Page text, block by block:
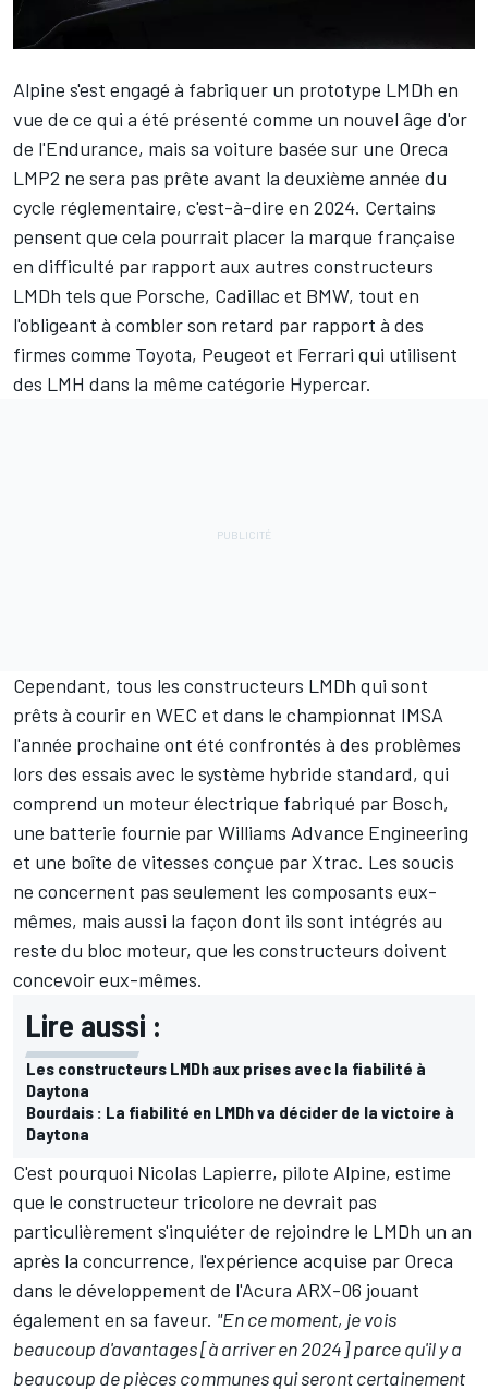
Alpine s'est engagé à fabriquer un prototype LMDh en
vue de ce qui a été présenté comme un nouvel âge d'or
de l'Endurance, mais sa voiture basée sur une Oreca
LMP2 ne sera pas prête avant la deuxième année du
cycle réglementaire, c'est-à-dire en 2024. Certains
pensent que cela pourrait placer la marque française
en difficulté par rapport aux autres constructeurs
LMDh tels que Porsche, Cadillac et BMW, tout en
l'obligeant à combler son retard par rapport à des
firmes comme Toyota, Peugeot et Ferrari qui utilisent
des LMH dans la même catégorie Hypercar.
Cependant, tous les constructeurs LMDh qui sont
prêts à courir en WEC et dans le championnat IMSA
l'année prochaine ont été confrontés à des problèmes
lors des essais avec le système hybride standard, qui
comprend un moteur électrique fabriqué par Bosch,
une batterie fournie par Williams Advance Engineering
et une boîte de vitesses conçue par Xtrac. Les soucis
ne concernent pas seulement les composants eux-
mêmes, mais aussi la façon dont ils sont intégrés au
reste du bloc moteur, que les constructeurs doivent
concevoir eux-mêmes.
Lire aussi :
Les constructeurs LMDh aux prises avec la fiabilité à
Daytona
Bourdais : La fiabilité en LMDh va décider de la victoire à
Daytona
C'est pourquoi Nicolas Lapierre, pilote Alpine, estime
que le constructeur tricolore ne devrait pas
particulièrement s'inquiéter de rejoindre le LMDh un an
après la concurrence, l'expérience acquise par Oreca
dans le développement de l'Acura ARX-06 jouant
également en sa faveur. "En ce moment, je vois
beaucoup d'avantages [à arriver en 2024] parce qu'il y a
beaucoup de pièces communes qui seront certainement